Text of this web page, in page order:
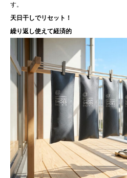
す。
天日干しでリセット！
繰り返し使えて経済的